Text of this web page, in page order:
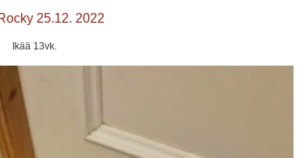
25.12. 2022
Ikää 13vk.